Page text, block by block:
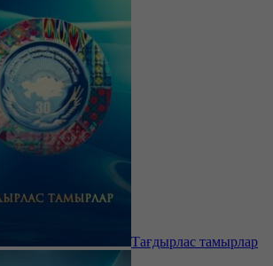
Тағдырлас тамырлар